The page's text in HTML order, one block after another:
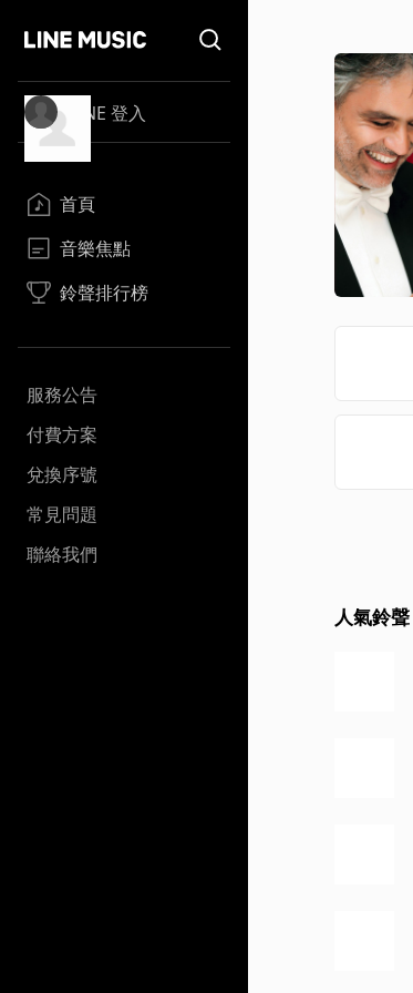
LINE 登入
首頁
音樂焦點
鈴聲排行榜
服務公告
付費方案
兌換序號
常見問題
聯絡我們
人氣鈴聲